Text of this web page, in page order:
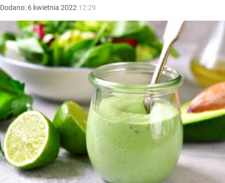
Dodano: 6 kwietnia 2022 12:29